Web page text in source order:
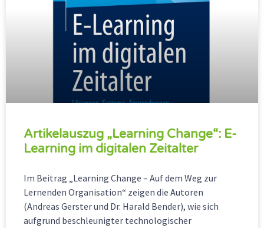
Artikelauszug „Learning Change“: E-
Learning im digitalen Zeitalter
Im Beitrag „Learning Change – Auf dem Weg zur
Lernenden Organisation“ zeigen die Autoren
(Andreas Gerster und Dr. Harald Bender), wie sich
aufgrund beschleunigter technologischer